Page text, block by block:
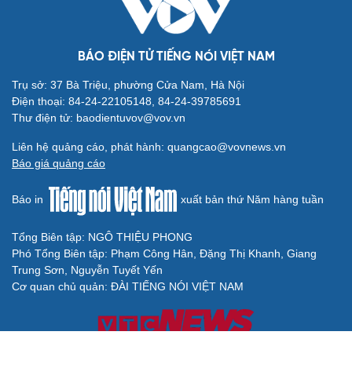
BÁO ĐIỆN TỬ TIẾNG NÓI VIỆT NAM
Trụ sở: 37 Bà Triệu, phường Cửa Nam, Hà Nội
Điện thoại: 84-24-22105148, 84-24-39785691
Thư điện tử: baodientuvov@vov.vn
Liên hệ quảng cáo, phát hành: quangcao@vovnews.vn
Báo giá quảng cáo
Báo in xuất bản thứ Năm hàng tuần
Tổng Biên tập: NGÔ THIỆU PHONG
Phó Tổng Biên tập: Phạm Công Hân, Đặng Thị Khanh, Giang
Trung Sơn, Nguyễn Tuyết Yến
Cơ quan chủ quản: ĐÀI TIẾNG NÓI VIỆT NAM